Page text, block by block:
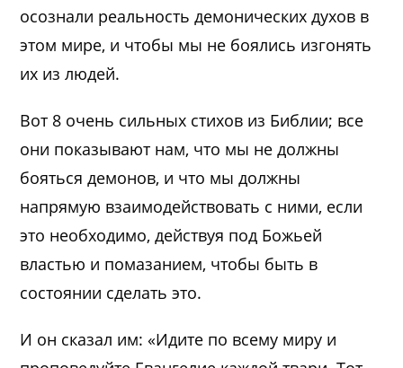
осознали реальность демонических духов в
этом мире, и чтобы мы не боялись изгонять
их из людей.
Вот 8 очень сильных стихов из Библии; все
они показывают нам, что мы не должны
бояться демонов, и что мы должны
напрямую взаимодействовать с ними, если
это необходимо, действуя под Божьей
властью и помазанием, чтобы быть в
состоянии сделать это.
И он сказал им: «Идите по всему миру и